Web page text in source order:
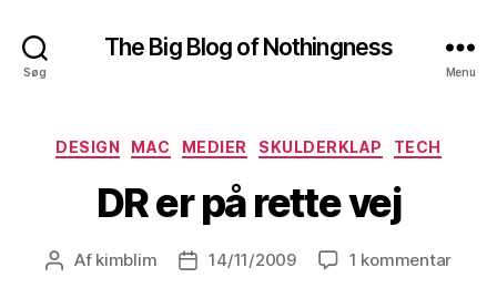
Søg
The Big Blog of Nothingness
Menu
Kategorier
DESIGN MAC MEDIER SKULDERKLAP TECH
DR er på rette vej
Indlægsforfatter
Af kimblim Indlægsdato
14/11/2009 1 kommentartil